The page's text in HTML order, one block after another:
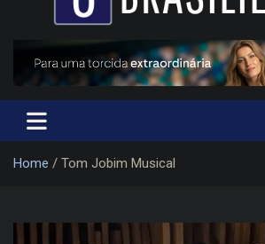
Home Tom Jobim Musical